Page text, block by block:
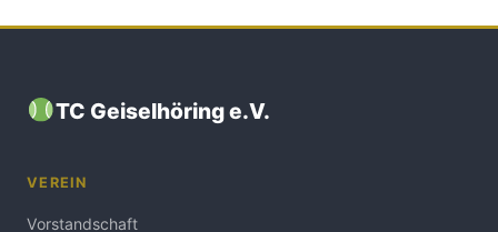
TC Geiselhöring e.V.
VEREIN
Vorstandschaft